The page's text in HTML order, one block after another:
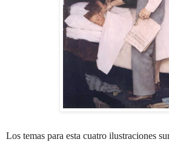
Los temas para esta cuatro ilustraciones